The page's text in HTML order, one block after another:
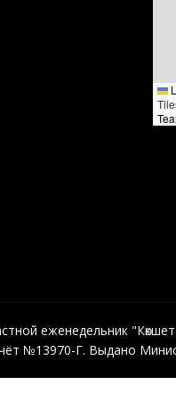
еженедельник
№13970-Г. Выдано